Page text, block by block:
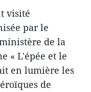
visité
par le
de la
« L'épée et le
en lumière les
de